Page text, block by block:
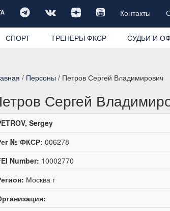
Контакты
СПОРТ ТРЕНЕРЫ ФКСР СУДЬИ И
/ Персоны / Петров Сергей Владимирович
Сергей
Sergey
№ ФКСР: 006278
Number: 10002770
Москва г